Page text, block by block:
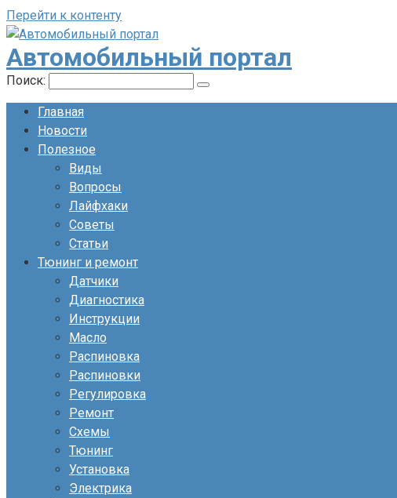
Перейти к контенту
Автомобильный портал
Поиск:
Главная
Новости
Полезное
Виды
Вопросы
Лайфхаки
Советы
Статьи
Тюнинг и ремонт
Датчики
Диагностика
Инструкции
Масло
Распиновка
Распиновки
Регулировка
Ремонт
Схемы
Тюнинг
Установка
Электрика